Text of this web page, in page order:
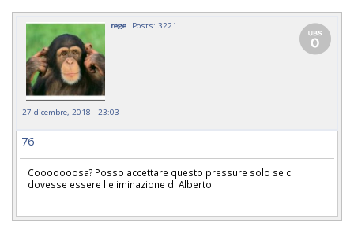
rege Posts: 3221
27 dicembre, 2018 - 23:03
76
Cooooooosa? Posso accettare questo pressure solo se ci
dovesse essere l'eliminazione di Alberto.